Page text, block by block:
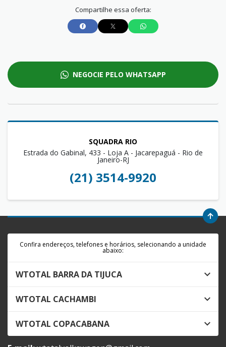
Compartilhe essa oferta:
NEGOCIE PELO WHATSAPP
SQUADRA RIO
Estrada do Gabinal, 433 - Loja A - Jacarepaguá - Rio de
Janeiro-RJ
(21) 3514-9920
Confira endereços, telefones e horários, selecionando a unidade
abaixo:
WTOTAL BARRA DA TIJUCA
WTOTAL CACHAMBI
WTOTAL COPACABANA